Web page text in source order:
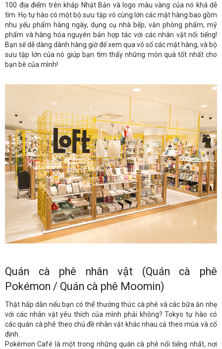
100 địa điểm trên khắp Nhật Bản và logo màu vàng của nó khá dễ
tìm. Họ tự hào có một bộ sưu tập vô cùng lớn các mặt hàng bao gồm
nhu yếu phẩm hàng ngày, dụng cụ nhà bếp, văn phòng phẩm, mỹ
phẩm và hàng hóa nguyên bản hợp tác với các nhân vật nổi tiếng!
Bạn sẽ dễ dàng dành hàng giờ để xem qua vô số các mặt hàng, và bộ
sưu tập lớn của nó giúp bạn tìm thấy những món quà tốt nhất cho
bạn bè của mình!
Quán cà phê nhân vật (Quán cà phê
Pokémon / Quán cà phê Moomin)
Thật hấp dẫn nếu bạn có thể thưởng thức cà phê và các bữa ăn nhẹ
với các nhân vật yêu thích của mình phải không? Tokyo tự hào có
các quán cà phê theo chủ đề nhân vật khác nhau cả theo mùa và cố
định.
Pokémon Café là một trong những quán cà phê nổi tiếng nhất, nơi